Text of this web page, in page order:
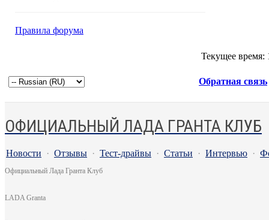
Правила форума
Текущее время:
Обратная связь
ОФИЦИАЛЬНЫЙ ЛАДА ГРАНТА КЛУБ
Новости · Отзывы · Тест-драйвы · Статьи · Интервью ·
Официальный Лада Гранта Клуб
LADA Granta